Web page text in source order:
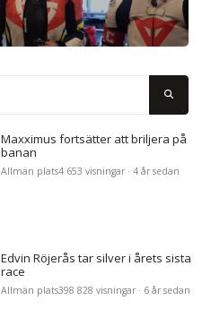
Maxximus fortsätter att briljera på
banan
Allmän plats4 653 visningar · 4 år sedan
Edvin Röjerås tar silver i årets sista
race
Allmän plats398 828 visningar · 6 år sedan